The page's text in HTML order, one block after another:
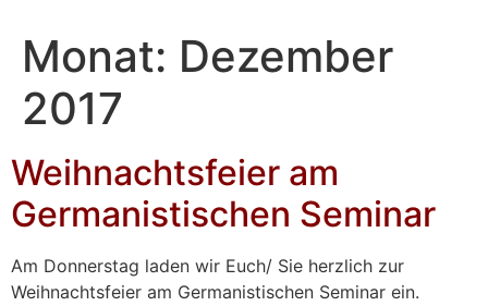
Monat: Dezember
2017
Weihnachtsfeier am
Germanistischen Seminar
Am Donnerstag laden wir Euch/ Sie herzlich zur
Weihnachtsfeier am Germanistischen Seminar ein.